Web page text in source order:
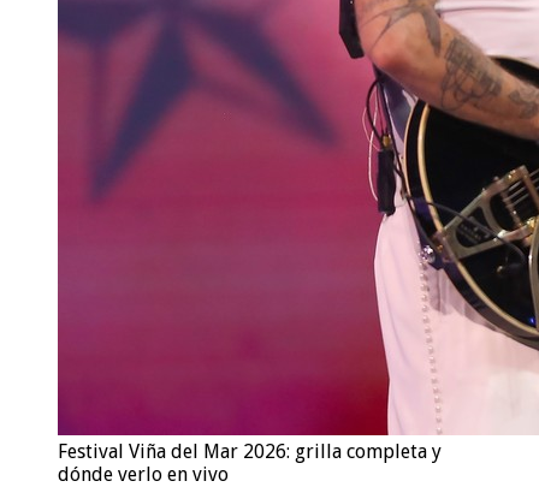
Festival Viña del Mar 2026: grilla completa y
dónde verlo en vivo